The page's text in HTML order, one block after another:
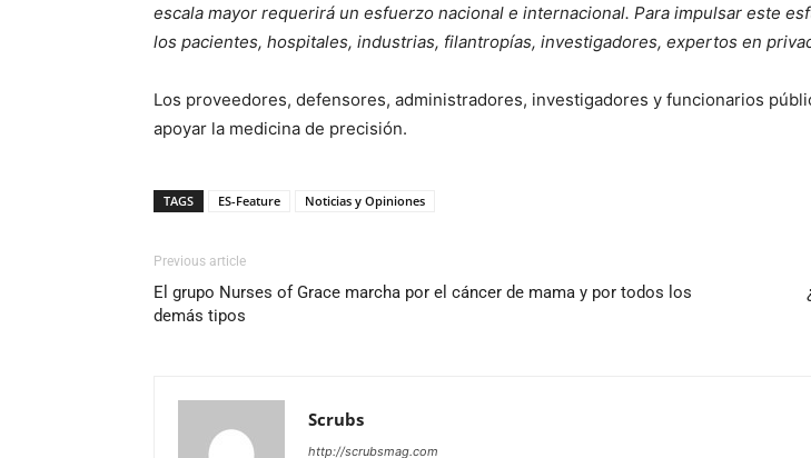
escala mayor requerirá un esfuerzo nacional e internacional. Para impulsar este
los pacientes, hospitales, industrias, filantropías, investigadores, expertos en
Los proveedores, defensores, administradores, investigadores y funcionarios
apoyar la medicina de precisión.
TAGS ES-Feature Noticias y Opiniones
Previous article
El grupo Nurses of Grace marcha por el cáncer de mama y por todos los
demás tipos
Scrubs
http://scrubsmag.com